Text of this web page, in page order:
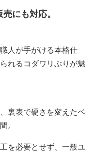
にも対応。
人が手がける本格仕
れるコダワリぶりが魅
裏表で硬さを変えたベ
。
を必要とせず、一般ユ